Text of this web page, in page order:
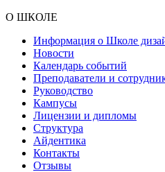
О ШКОЛЕ
Информация о Школе
Новости
Календарь событий
Преподаватели и
Руководство
Кампусы
Лицензии и дипломы
Структура
Айдентика
Контакты
Отзывы